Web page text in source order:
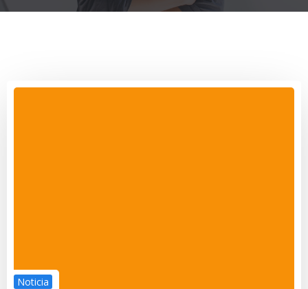
Noticia